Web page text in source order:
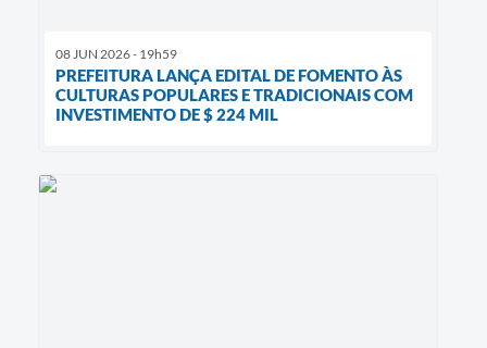
08 JUN 2026 - 19h59
PREFEITURA LANÇA EDITAL DE FOMENTO ÀS
CULTURAS POPULARES E TRADICIONAIS COM
INVESTIMENTO DE $ 224 MIL